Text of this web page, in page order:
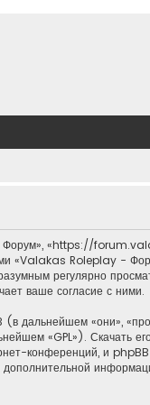
«https://
«Valakas Roleplay -
регулярно
ваше согласие с ними.
дальнейшем «они»,
«GPL»). Скачать
конференций, и